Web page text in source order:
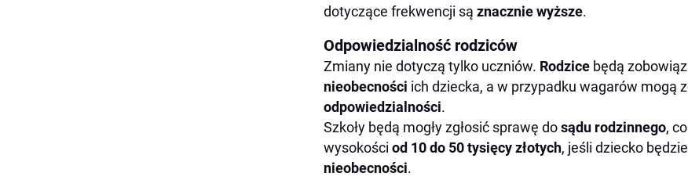
dotyczące frekwencji są znacznie wyższe.
Odpowiedzialność rodziców
Zmiany nie dotyczą tylko uczniów. Rodzice będą
nieobecności ich dziecka, a w przypadku wagarów mogą
odpowiedzialności.
Szkoły będą mogły zgłosić sprawę dosądu rodzinnego,
wysokości od 10 do 50 tysięcy złotych, jeśli dziecko
nieobecności.